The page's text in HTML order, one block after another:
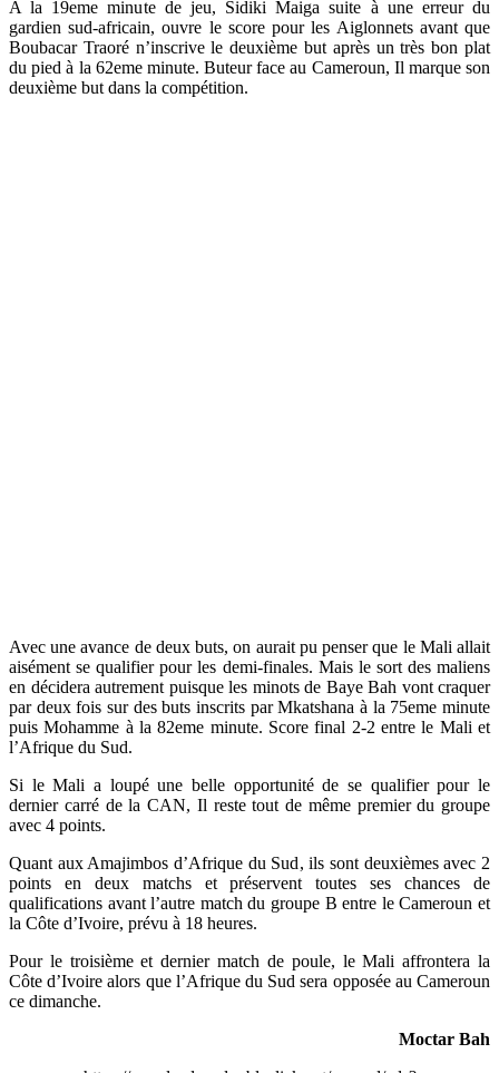
A la 19eme minute de jeu, Sidiki Maiga suite à une erreur du
gardien sud-africain, ouvre le score pour les Aiglonnets avant que
Boubacar Traoré n’inscrive le deuxième but après un très bon plat
du pied à la 62eme minute. Buteur face au Cameroun, Il marque son
deuxième but dans la compétition.
Avec une avance de deux buts, on aurait pu penser que le Mali allait
aisément se qualifier pour les demi-finales. Mais le sort des maliens
en décidera autrement puisque les minots de Baye Bah vont craquer
par deux fois sur des buts inscrits par Mkatshana à la 75eme minute
puis Mohamme à la 82eme minute. Score final 2-2 entre le Mali et
l’Afrique du Sud.
Si le Mali a loupé une belle opportunité de se qualifier pour le
dernier carré de la CAN, Il reste tout de même premier du groupe
avec 4 points.
Quant aux Amajimbos d’Afrique du Sud, ils sont deuxièmes avec 2
points en deux matchs et préservent toutes ses chances de
qualifications avant l’autre match du groupe B entre le Cameroun et
la Côte d’Ivoire, prévu à 18 heures.
Pour le troisième et dernier match de poule, le Mali affrontera la
Côte d’Ivoire alors que l’Afrique du Sud sera opposée au Cameroun
ce dimanche.
Moctar Bah